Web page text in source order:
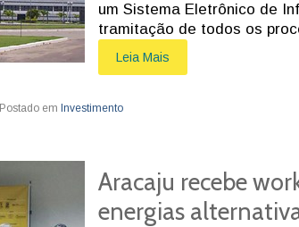
um Sistema Eletrônico de
tramitação de todos os
Leia Mais
Postado em Investimento
Aracaju recebe
energias